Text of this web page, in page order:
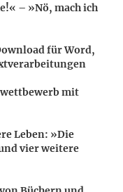
– »Nö, mach ich
für Word,
mit
Leben: »Die
vier weitere